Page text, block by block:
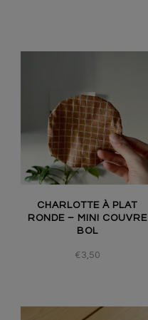
CHARLOTTE À PLAT
RONDE – MINI COUVRE
BOL
€3,50